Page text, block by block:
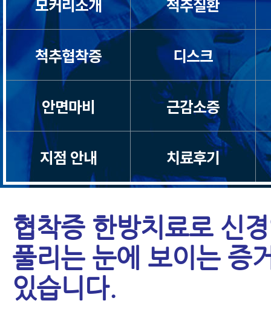
척추협착증 디스크
안면마비 근감소증
지점 안내 치료후기
협착증 한방치료로 신
풀리는 눈에 보이는 증
있습니다.
목디스크
목통증
일자목/거북목
척수증
경추관협착증
허리디스크
허리통증
좌골신경통